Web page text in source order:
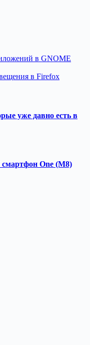
в GNOME
в Firefox
уже давно есть в
One (M8)